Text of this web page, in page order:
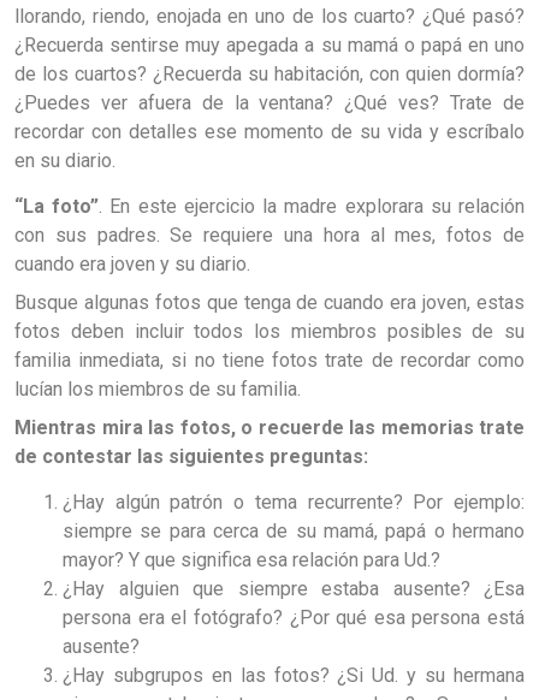
llorando, riendo, enojada en uno de los cuarto? ¿Qué pasó?
¿Recuerda sentirse muy apegada a su mamá o papá en uno
de los cuartos? ¿Recuerda su habitación, con quien dormía?
¿Puedes ver afuera de la ventana? ¿Qué ves? Trate de
recordar con detalles ese momento de su vida y escríbalo
en su diario.
“La foto”. En este ejercicio la madre explorara su relación
con sus padres. Se requiere una hora al mes, fotos de
cuando era joven y su diario.
Busque algunas fotos que tenga de cuando era joven, estas
fotos deben incluir todos los miembros posibles de su
familia inmediata, si no tiene fotos trate de recordar como
lucían los miembros de su familia.
Mientras mira las fotos, o recuerde las memorias trate
de contestar las siguientes preguntas:
¿Hay algún patrón o tema recurrente? Por ejemplo:
siempre se para cerca de su mamá, papá o hermano
mayor? Y que significa esa relación para Ud.?
¿Hay alguien que siempre estaba ausente? ¿Esa
persona era el fotógrafo? ¿Por qué esa persona está
ausente?
¿Hay subgrupos en las fotos? ¿Si Ud. y su hermana